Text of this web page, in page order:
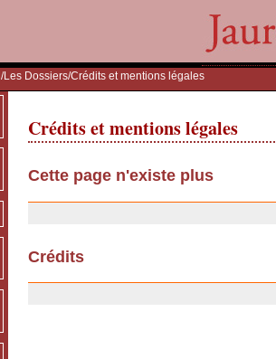
/Les Dossiers/Crédits et mentions légales
Crédits et mentions légales
Cette page n'existe plus
Crédits